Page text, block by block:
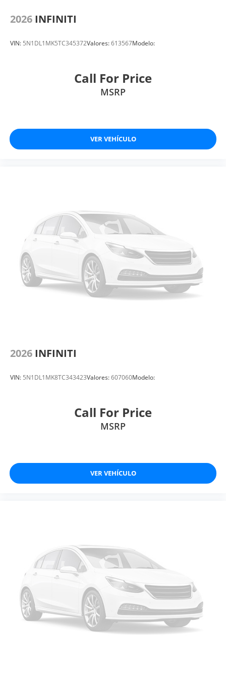
2026 INFINITI
VIN: 5N1DL1MK5TC345372Valores:613567Modelo:
Call For Price
MSRP
VER VEHÍCULO
2026 INFINITI
VIN: 5N1DL1MK8TC343423Valores:607060Modelo:
Call For Price
MSRP
VER VEHÍCULO